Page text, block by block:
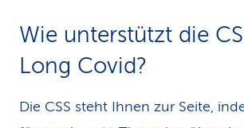
Wie unterstützt die
Long Covid?
Die CSS steht Ihnen zur Seite,